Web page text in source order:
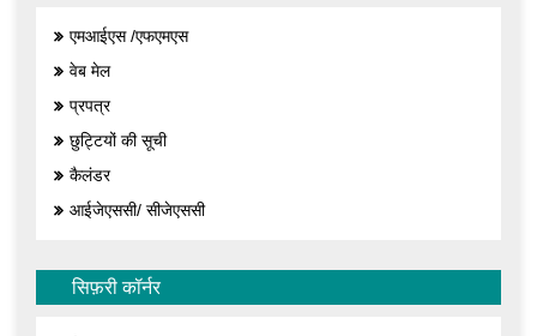
एमआईएस /एफएमएस
वेब मेल
प्रपत्र
छुट्टियों की सूची
कैलंडर
आईजेएससी/ सीजेएससी
सिफ़री कॉर्नर